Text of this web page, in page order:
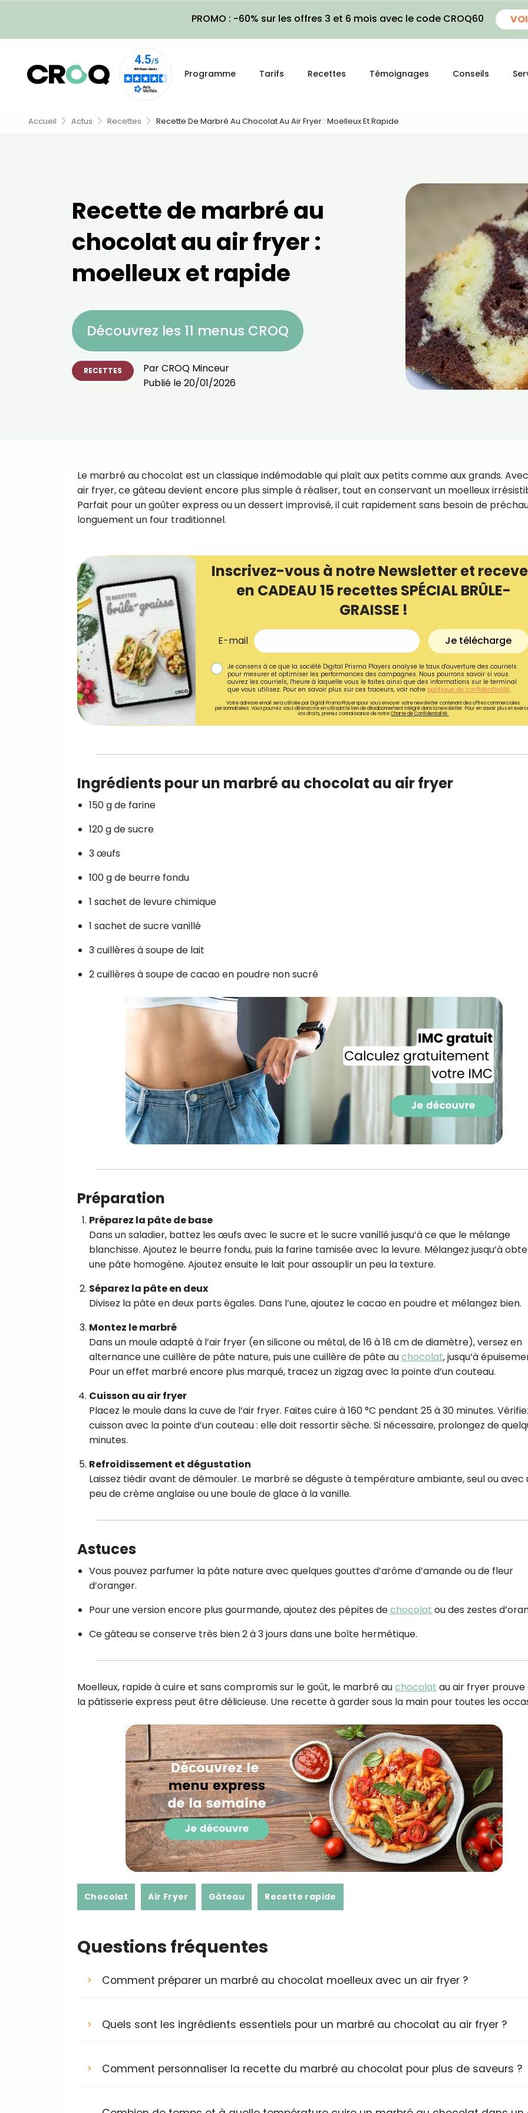
PROMO : -60% sur les offres 3 et 6 mois avec le code CROQ60
Programme Tarifs Recettes Témoignages Conseils
Accueil Actus Recettes Recette De Marbré Au Chocolat Au Air Fryer : Moelleux Et Rapide
Recette de marbré au
chocolat au air fryer :
moelleux et rapide
Découvrez les 11 menus CROQ
RECETTES ParCROQ Minceur
Publié le20/01/2026
Le marbré au chocolat est un classique indémodable qui plaît aux petits comme aux grands.
air fryer, ce gâteau devient encore plus simple à réaliser, tout en conservant un moelleux
Parfait pour un goûter express ou un dessert improvisé, il cuit rapidement sans besoin de
longuement un four traditionnel.
Inscrivez-vous à notre Newsletter et
en CADEAU 15 recettes SPÉCIAL BRÛLE-
GRAISSE !
E-mail Je télécharge
Je consens à ce que la société Digital Prisma Players analyse le taux d'ouverture des courriels
pour mesurer et optimiser les performances des campagnes. Nous pourrons savoir si vous
ouvrez les courriels, l'heure à laquelle vous le faites ainsi que des informations sur le terminal
que vous utilisez. Pour en savoir plus sur ces traceurs, voir notre politique de confidentialité.
Votre adresse email sera utilisée par Digital Prisma Playerspour vous envoyer votre newsletter contenant des offres commerciales
personnalisées. Vous pourrez vous désinscrire en utilisant le lien de désabonnement intégré dans la newsletter. Pour en savoir plus et
vos droits, prenez connaissance de notreCharte de Confidentialité.
Ingrédients pour un marbré au chocolat au air fryer
150 g de farine
120 g de sucre
3 œufs
100 g de beurre fondu
1 sachet de levure chimique
1 sachet de sucre vanillé
3 cuillères à soupe de lait
2 cuillères à soupe de cacao en poudre non sucré
Préparation
Préparez la pâte de base
Dans un saladier, battez les œufs avec le sucre et le sucre vanillé jusqu’à ce que le mélange
blanchisse. Ajoutez le beurre fondu, puis la farine tamisée avec la levure. Mélangez jusqu’à
une pâte homogène. Ajoutez ensuite le lait pour assouplir un peu la texture.
Séparez la pâte en deux
Divisez la pâte en deux parts égales. Dans l’une, ajoutez le cacao en poudre et mélangez bien.
Montez le marbré
Dans un moule adapté à l’air fryer (en silicone ou métal, de 16 à 18 cm de diamètre), versez en
alternance une cuillère de pâte nature, puis une cuillère de pâte auchocolat, jusqu’à
Pour un effet marbré encore plus marqué, tracez un zigzag avec la pointe d’un couteau.
Cuisson au air fryer
Placez le moule dans la cuve de l’air fryer. Faites cuire à 160 °C pendant 25 à 30 minutes.
cuisson avec la pointe d’un couteau : elle doit ressortir sèche. Si nécessaire, prolongez de
minutes.
Refroidissement et dégustation
Laissez tiédir avant de démouler. Le marbré se déguste à température ambiante, seul ou avec
peu de crème anglaise ou une boule de glace à la vanille.
Astuces
Vous pouvez parfumer la pâte nature avec quelques gouttes d’arôme d’amande ou de fleur
d’oranger.
Pour une version encore plus gourmande, ajoutez des pépites dechocolat ou des zestes
Ce gâteau se conserve très bien 2 à 3 jours dans une boîte hermétique.
Moelleux, rapide à cuire et sans compromis sur le goût, le marbré auchocolat au air fryer prouve
la pâtisserie express peut être délicieuse. Une recette à garder sous la main pour toutes les
Chocolat Air Fryer Gâteau Recette rapide
Questions fréquentes
Comment préparer un marbré au chocolat moelleux avec un air fryer ?
Quels sont les ingrédients essentiels pour un marbré au chocolat au air fryer ?
Comment personnaliser la recette du marbré au chocolat pour plus de saveurs ?
recettes inédites de
Ainsi que la newsletter
CROQ.
Je consens à ce que la société
Prisma Players analyse le taux
des courriels pour mesurer et
Je reçois mon cadeau !
Votre adresse email sera utilisée par Digital Prisma
envoyer votre newsletter contenant des offres